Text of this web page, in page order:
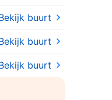
buurt
buurt
buurt